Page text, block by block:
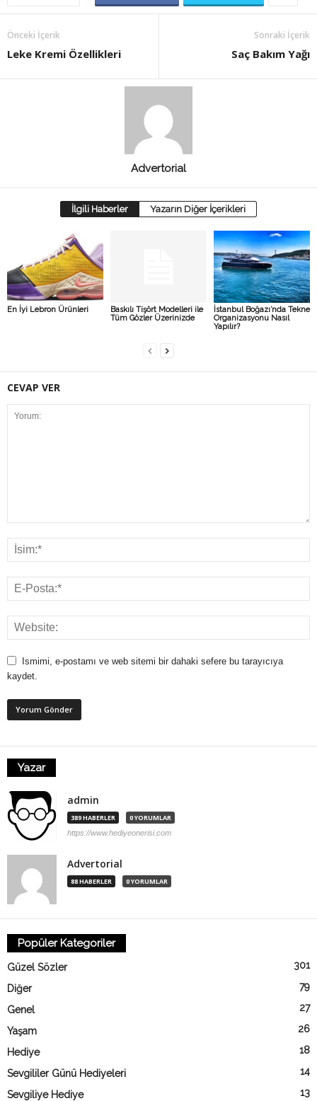
Önceki İçerik
Leke Kremi Özellikleri
Sonraki İçerik
Saç Bakım Yağı
Advertorial
İlgili Haberler Yazarın Diğer İçerikleri
En İyi Lebron Ürünleri
Baskılı Tişört Modelleri ile
Tüm Gözler Üzerinizde
İstanbul Boğazı’nda Tekne
Organizasyonu Nasıl
Yapılır?
CEVAP VER
Ismimi, e-postamı ve web sitemi bir dahaki sefere bu tarayıcıya
kaydet.
Yazar
admin
389 HABERLER 0 YORUMLAR
https://www.hediyeonerisi.com
Advertorial
88 HABERLER 0 YORUMLAR
Popüler Kategoriler
Güzel Sözler 301
Diğer 79
Genel 27
Yaşam 26
Hediye 18
Sevgililer Günü Hediyeleri 14
Sevgiliye Hediye 13